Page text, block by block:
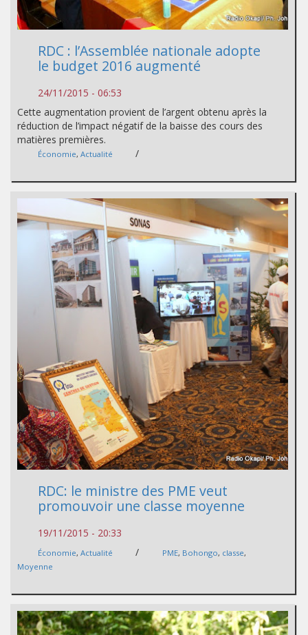
RDC : l’Assemblée nationale adopte
le budget 2016 augmenté
24/11/2015 - 06:53
Cette augmentation provient de l’argent obtenu après la
réduction de l’impact négatif de la baisse des cours des
matières premières.
Économie, Actualité /
RDC: le ministre des PME veut
promouvoir une classe moyenne
19/11/2015 - 20:33
Économie, Actualité / PME, Bohongo, classe,
Moyenne